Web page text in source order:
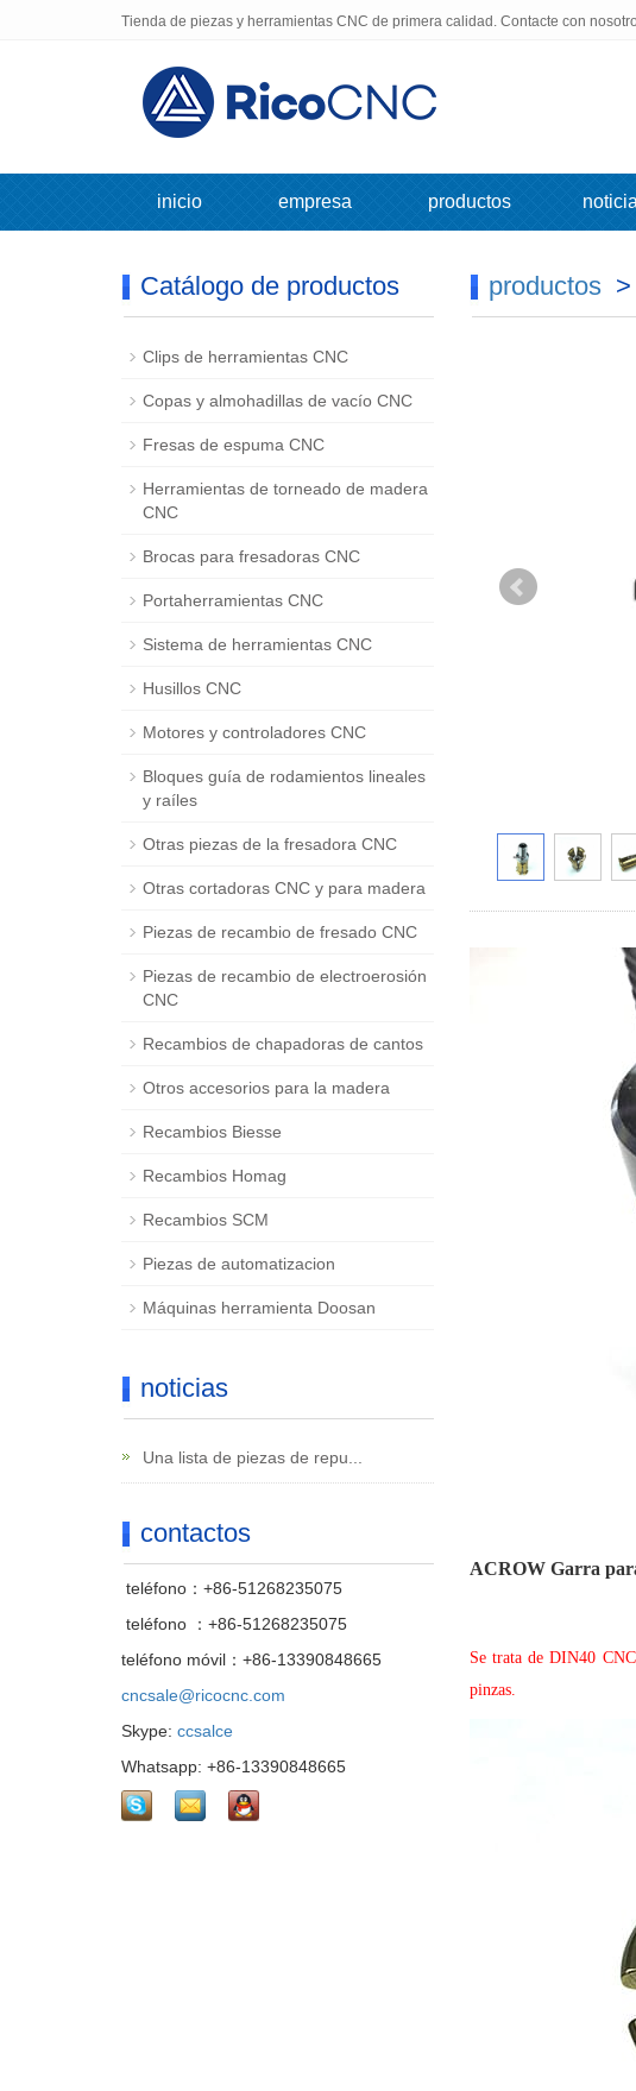
Tienda de piezas y herramientas CNC de primera calidad. Contacte con
inicio empresa productos
productos>
ACROW Garra
Se trata de DIN40
pinzas.
Catálogo de productos
Clips de herramientas CNC
Copas y almohadillas de vacío CNC
Fresas de espuma CNC
Herramientas de torneado de madera
CNC
Brocas para fresadoras CNC
Portaherramientas CNC
Sistema de herramientas CNC
Husillos CNC
Motores y controladores CNC
Bloques guía de rodamientos lineales
y raíles
Otras piezas de la fresadora CNC
Otras cortadoras CNC y para madera
Piezas de recambio de fresado CNC
Piezas de recambio de electroerosión
CNC
Recambios de chapadoras de cantos
Otros accesorios para la madera
Recambios Biesse
Recambios Homag
Recambios SCM
Piezas de automatizacion
Máquinas herramienta Doosan
noticias
Una lista de piezas de repu...
contactos
teléfono：+86-51268235075
teléfono ：+86-51268235075
teléfono móvil：+86-13390848665
cncsale@ricocnc.com
Skype: ccsalce
Whatsapp: +86-13390848665